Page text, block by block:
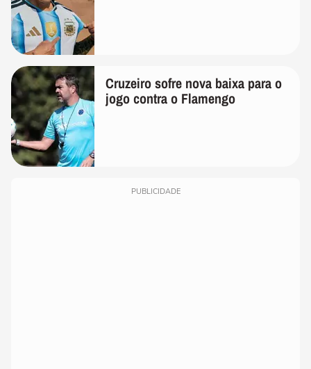
Cruzeiro sofre nova baixa para o
jogo contra o Flamengo
PUBLICIDADE